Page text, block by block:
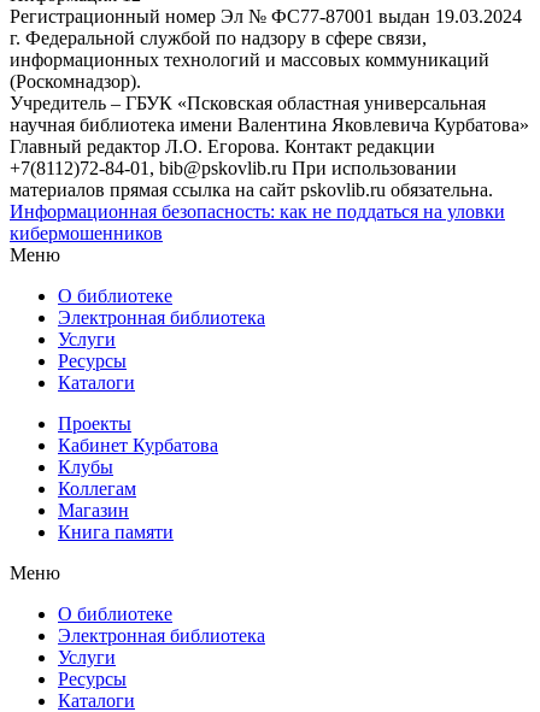
Регистрационный номер Эл № ФС77-87001 выдан 19.03.2024
г. Федеральной службой по надзору в сфере связи,
информационных технологий и массовых коммуникаций
(Роскомнадзор).
Учредитель – ГБУК «Псковская областная универсальная
научная библиотека имени Валентина Яковлевича Курбатова»
Главный редактор Л.О. Егорова. Контакт редакции
+7(8112)72-84-01, bib@pskovlib.ru При использовании
материалов прямая ссылка на сайт pskovlib.ru обязательна.
Информационная безопасность: как не поддаться на уловки
кибермошенников
Меню
О библиотеке
Электронная библиотека
Услуги
Ресурсы
Каталоги
Проекты
Кабинет Курбатова
Клубы
Коллегам
Магазин
Книга памяти
Меню
О библиотеке
Электронная библиотека
Услуги
Ресурсы
Каталоги